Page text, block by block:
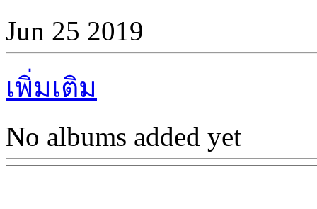
Jun 25 2019
เพิ่มเติม
No albums added yet